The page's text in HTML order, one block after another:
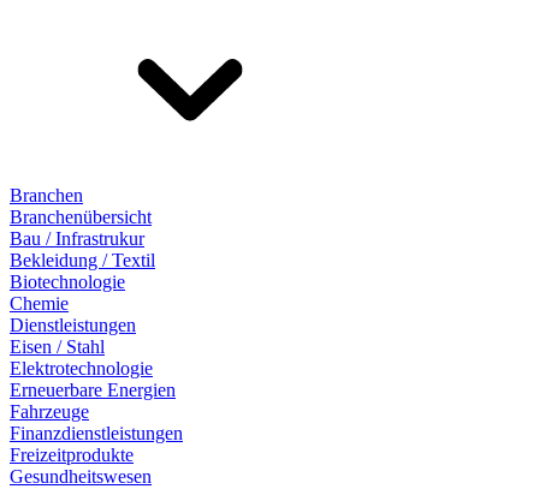
Branchen
Branchenübersicht
Bau / Infrastrukur
Bekleidung / Textil
Biotechnologie
Chemie
Dienstleistungen
Eisen / Stahl
Elektrotechnologie
Erneuerbare Energien
Fahrzeuge
Finanzdienstleistungen
Freizeitprodukte
Gesundheitswesen